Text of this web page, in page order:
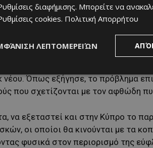
περιοχές αναμένεται να
για άμεση ανταπόκριση των
Έρικ Κίτας σημείωσε ότι οι
ωστόσο λόγω των καιρικών
νέου. Όπως εξήγησε, το πρόβλημα
που σχετίζονται με τον αφθώδη
να εξεταστεί και στην Κύπρο το
οι οποίοι θα κινούνται με τα
φυσικά στον περιορισμό της
διαφήμισης. Μπορείτε να
cookies. Πολιτική Απορρήτου
ΛΕΠΤΟΜΕΡΕΙΏΝ